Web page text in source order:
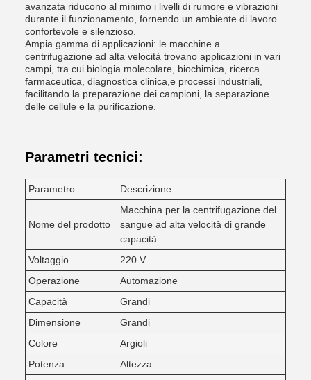
avanzata riducono al minimo i livelli di rumore e vibrazioni
durante il funzionamento, fornendo un ambiente di lavoro
confortevole e silenzioso.
Ampia gamma di applicazioni: le macchine a
centrifugazione ad alta velocità trovano applicazioni in vari
campi, tra cui biologia molecolare, biochimica, ricerca
farmaceutica, diagnostica clinica,e processi industriali,
facilitando la preparazione dei campioni, la separazione
delle cellule e la purificazione.
Parametri tecnici:
Parametro Descrizione
Nome del prodotto
Macchina per la centrifugazione del
sangue ad alta velocità di grande
capacità
Voltaggio
220 V
Operazione
Automazione
Capacità
Grandi
Dimensione
Grandi
Colore
Argioli
Potenza
Altezza